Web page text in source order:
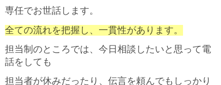
専任でお世話します。
全ての流れを把握し、一貫性があります。
担当制のところでは、今日相談したいと思って電
話をしても
担当者が休みだったり、伝言を頼んでもしっかり